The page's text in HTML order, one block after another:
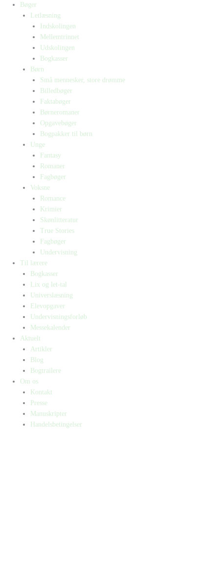
Bøger
Letlæsning
Indskolingen
Mellemtrinnet
Udskolingen
Bogkasser
Børn
Små mennesker, store drømme
Billedbøger
Faktabøger
Børneromaner
Opgavebøger
Bogpakker til børn
Unge
Fantasy
Romaner
Fagbøger
Voksne
Romance
Krimier
Skønlitteratur
True Stories
Fagbøger
Undervisning
Til lærere
Bogkasser
Lix og let-tal
Universlæsning
Elevopgaver
Undervisningsforløb
Messekalender
Aktuelt
Artikler
Blog
Bogtrailere
Om os
Kontakt
Presse
Manuskripter
Handelsbetingelser